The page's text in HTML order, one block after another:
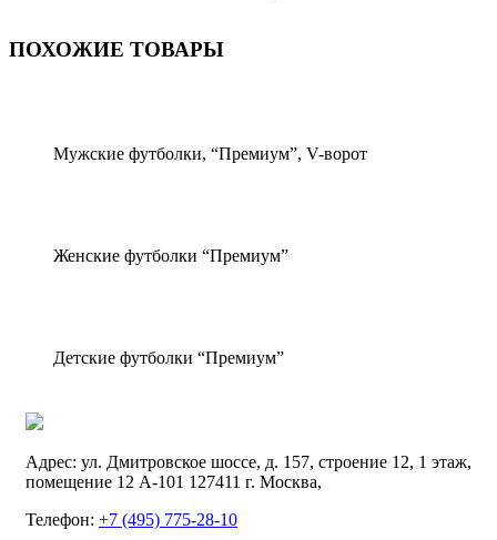
ПОХОЖИЕ ТОВАРЫ
Мужские футболки, “Премиум”, V-ворот
Женские футболки “Премиум”
Детские футболки “Премиум”
Адрес: ул. Дмитровское шоссе, д. 157, строение 12, 1 этаж,
помещение 12 А-101 127411 г. Москва,
Телефон: +7 (495) 775-28-10